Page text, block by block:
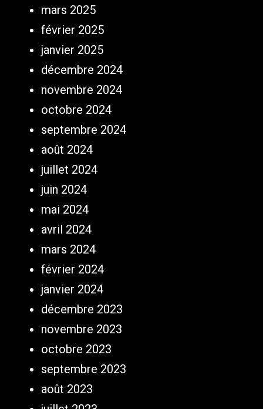
mars 2025
février 2025
janvier 2025
décembre 2024
novembre 2024
octobre 2024
septembre 2024
août 2024
juillet 2024
juin 2024
mai 2024
avril 2024
mars 2024
février 2024
janvier 2024
décembre 2023
novembre 2023
octobre 2023
septembre 2023
août 2023